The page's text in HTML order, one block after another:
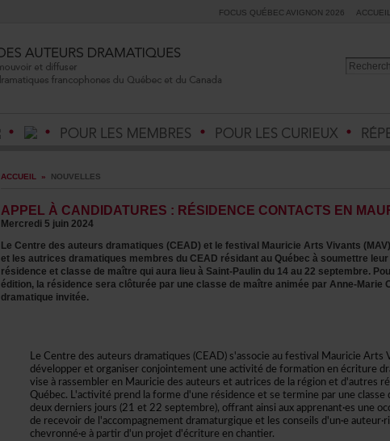
FOCUSQUÉBECAVIGNON2026 ACCUEIL
ACCUEIL » NOUVELLES
Mercredi5juin2024
résidenceetclassedemaîtrequiauralieuàSaint-
édition,larésidenceseraclôturéeparuneclassedemaîtreaniméeparAnne-
dramatiqueinvitée.
chevronné·eàpartird'unprojetd'écritureenchantier.